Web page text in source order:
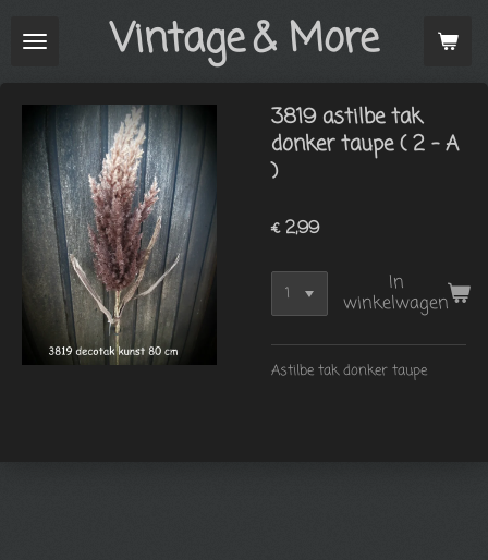
direct
hoofdinhoud
Vintage& More
3819 astilbe tak
donker taupe ( 2 - A
)
€ 2,99
In
winkelwagen
Astilbe tak donker taupe